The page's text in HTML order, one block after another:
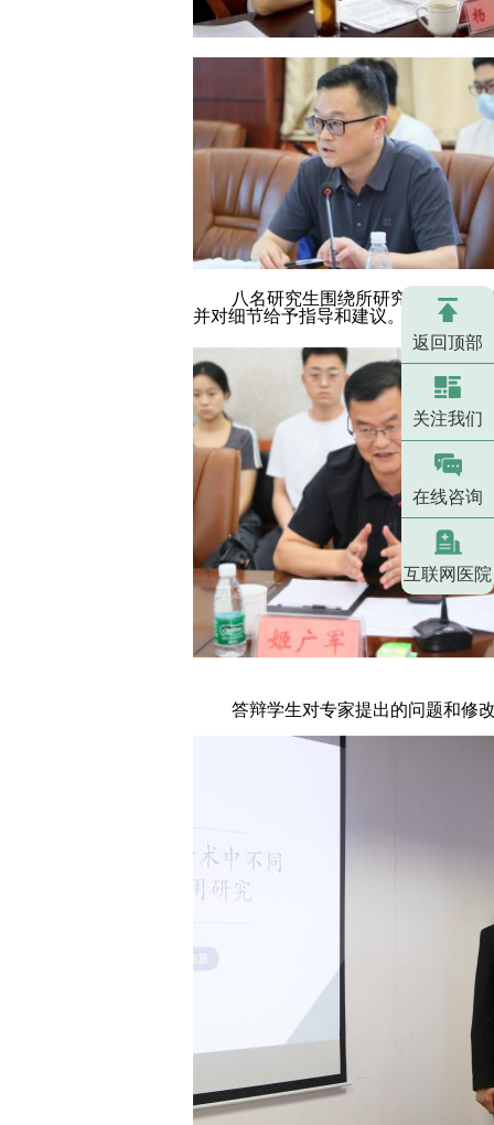
八名研究生围绕所研究课题，分别
并对细节给予指导和建议。
答辩学生对专家提出的问题和修改
返回顶部
关注我们
在线咨询
互联网医院